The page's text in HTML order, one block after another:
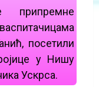
посетили
у Нишу
Ускрса.